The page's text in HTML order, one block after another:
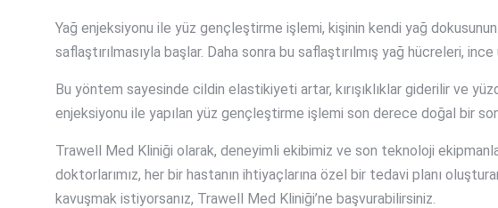
Yağ enjeksiyonu ile yüz gençleştirme işlemi, kişinin kendi yağ
saflaştırılmasıyla başlar. Daha sonra bu saflaştırılmış yağ hücreleri,
Bu yöntem sayesinde cildin elastikiyeti artar, kırışıklıklar giderilir ve
enjeksiyonu ile yapılan yüz gençleştirme işlemi son derece doğal bir
Trawell Med Kliniği olarak, deneyimli ekibimiz ve son teknoloji
doktorlarımız, her bir hastanın ihtiyaçlarına özel bir tedavi planı
kavuşmak istiyorsanız, Trawell Med Kliniği’ne başvurabilirsiniz.